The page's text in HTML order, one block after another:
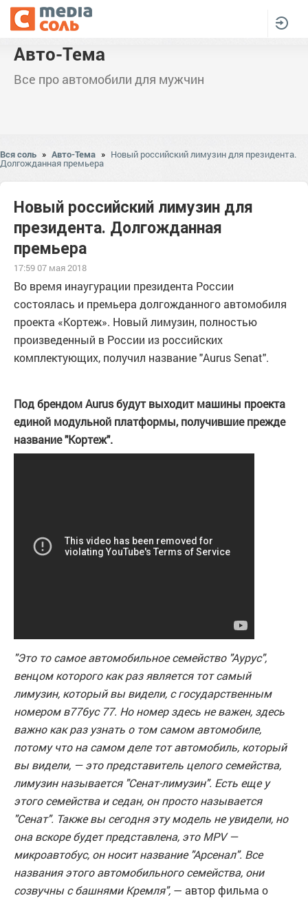
Авто-Тема
Все про автомобили для мужчин
Вся соль » Авто-Тема » Новый российский лимузин для президента.
Долгожданная премьера
Новый российский лимузин для
президента. Долгожданная
премьера
17:59 07 мая 2018
Во время инаугурации президента России
состоялась и премьера долгожданного автомобиля
проекта «Кортеж». Новый лимузин, полностью
произведенный в России из российских
комплектующих, получил название "Aurus Senat".
Под брендом Aurus будут выходит машины проекта
единой модульной платформы, получившие прежде
название "Кортеж".
"Это то самое автомобильное семейство "Аурус",
венцом которого как раз является тот самый
лимузин, который вы видели, с государственным
номером в776ус 77. Но номер здесь не важен, здесь
важно как раз узнать о том самом автомобиле,
потому что на самом деле тот автомобиль, который
вы видели, — это представитель целого семейства,
лимузин называется "Сенат-лимузин". Есть еще у
этого семейства и седан, он просто называется
"Сенат". Также вы сегодня эту модель не увидели, но
она вскоре будет представлена, это MPV —
микроавтобус, он носит название "Арсенал". Все
названия этого автомобильного семейства, они
созвучны с башнями Кремля", — автор фильма о